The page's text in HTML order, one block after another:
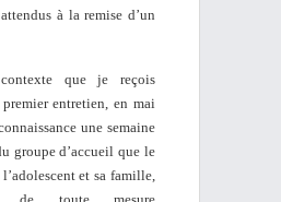
à la remise d’un
que je reçois
entretien, en mai
une semaine
groupe d’accueil que le
et sa famille,